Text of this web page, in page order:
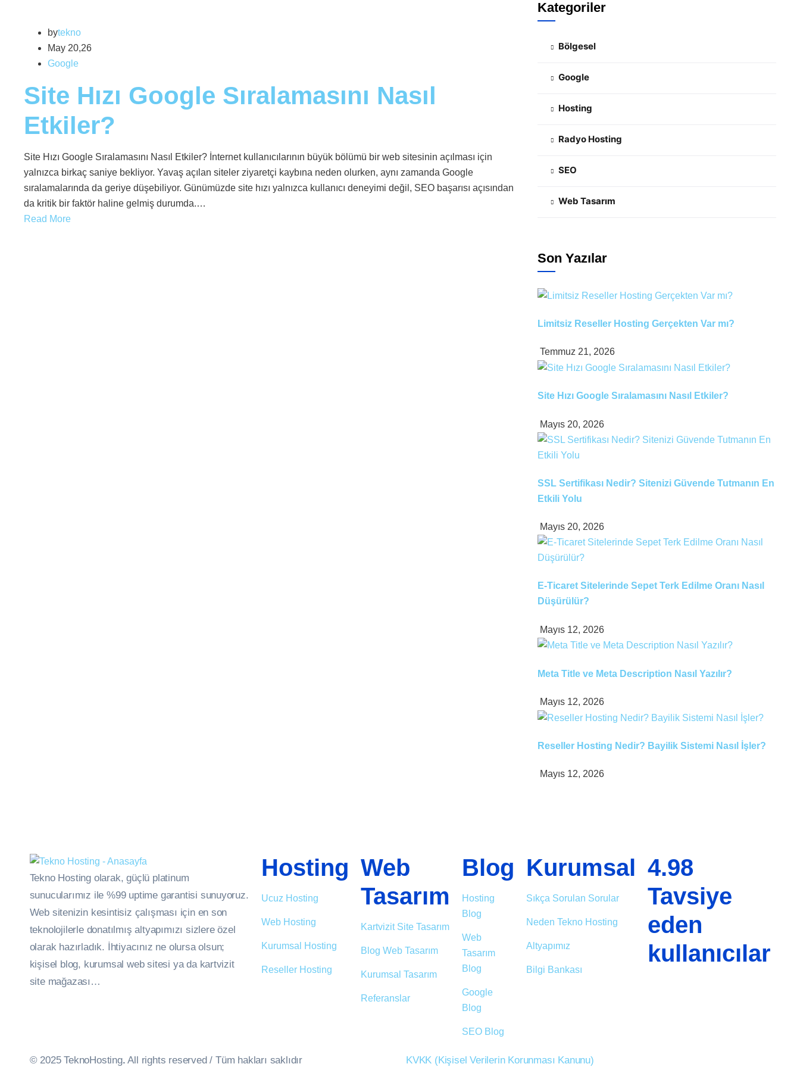
bytekno
May 20,26
Google
Site Hızı Google Sıralamasını Nasıl
Etkiler?
Site Hızı Google Sıralamasını Nasıl Etkiler? İnternet kullanıcılarının büyük bölümü bir web sitesinin açılması için
yalnızca birkaç saniye bekliyor. Yavaş açılan siteler ziyaretçi kaybına neden olurken, aynı zamanda Google
sıralamalarında da geriye düşebiliyor. Günümüzde site hızı yalnızca kullanıcı deneyimi değil, SEO başarısı açısından
da kritik bir faktör haline gelmiş durumda.…
Read More
Kategoriler
Bölgesel
Google
Hosting
Radyo Hosting
SEO
Web Tasarım
Son Yazılar
Limitsiz Reseller Hosting Gerçekten Var mı?
Temmuz 21, 2026
Site Hızı Google Sıralamasını Nasıl Etkiler?
Mayıs 20, 2026
SSL Sertifikası Nedir? Sitenizi Güvende Tutmanın En
Etkili Yolu
Mayıs 20, 2026
E-Ticaret Sitelerinde Sepet Terk Edilme Oranı Nasıl
Düşürülür?
Mayıs 12, 2026
Meta Title ve Meta Description Nasıl Yazılır?
Mayıs 12, 2026
Reseller Hosting Nedir? Bayilik Sistemi Nasıl İşler?
Mayıs 12, 2026
Tekno Hosting olarak, güçlü platinum
sunucularımız ile %99 uptime garantisi sunuyoruz.
Web sitenizin kesintisiz çalışması için en son
teknolojilerle donatılmış altyapımızı sizlere özel
olarak hazırladık. İhtiyacınız ne olursa olsun;
kişisel blog, kurumsal web sitesi ya da kartvizit
site mağazası…
Hosting
Ucuz Hosting
Web Hosting
Kurumsal Hosting
Reseller Hosting
Web
Tasarım
Kartvizit Site Tasarım
Blog Web Tasarım
Kurumsal Tasarım
Referanslar
Blog
Hosting
Blog
Web
Tasarım
Blog
Google
Blog
SEO Blog
Kurumsal
Sıkça Sorulan Sorular
Neden Tekno Hosting
Altyapımız
Bilgi Bankası
4.98
Tavsiye
eden
kullanıcılar
© 2025 TeknoHosting. All rights reserved / Tüm hakları saklıdır KVKK (Kişisel Verilerin Korunması Kanunu)